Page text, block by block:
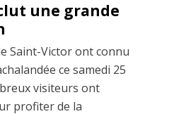
une grande
Saint-Victor ont connu
ce samedi 25
visiteurs ont
profiter de la